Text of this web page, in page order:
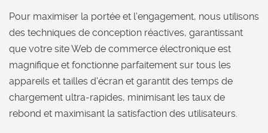
Pour maximiser la portée et l'engagement, nous utilisons
des techniques de conception réactives, garantissant
que votre site Web de commerce électronique est
magnifique et fonctionne parfaitement sur tous les
appareils et tailles d'écran et garantit des temps de
chargement ultra-rapides, minimisant les taux de
rebond et maximisant la satisfaction des utilisateurs.